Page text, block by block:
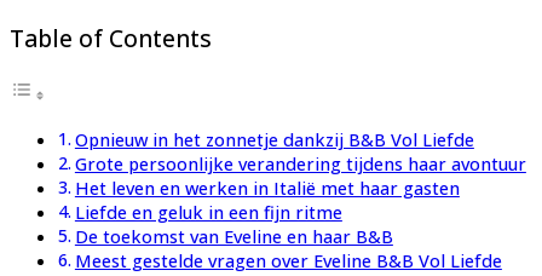
Table of Contents
Opnieuw in het zonnetje dankzij B&B Vol Liefde
Grote persoonlijke verandering tijdens haar avontuur
Het leven en werken in Italië met haar gasten
Liefde en geluk in een fijn ritme
De toekomst van Eveline en haar B&B
Meest gestelde vragen over Eveline B&B Vol Liefde